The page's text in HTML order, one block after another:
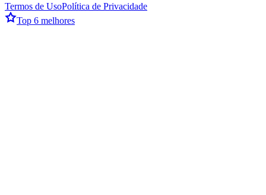
Termos de UsoPolítica de Privacidade
Top 6 melhores